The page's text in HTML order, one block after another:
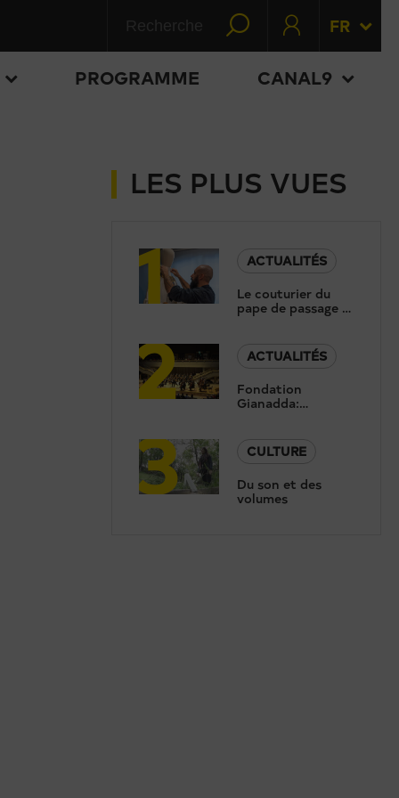
FR
PROGRAMME CANAL9
LES PLUS VUES
1
ACTUALITÉS
Le couturier du
pape de passage à
Sion: «Le moteur
2
ACTUALITÉS
Fondation
Gianadda:
et présentation de
la nouvelle saison
3
CULTURE
Du son et des
volumes